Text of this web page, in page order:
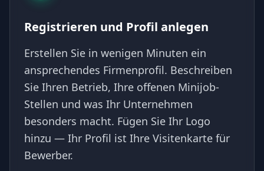
Registrieren und Profil anlegen
Erstellen Sie in wenigen Minuten ein
ansprechendes Firmenprofil. Beschreiben
Sie Ihren Betrieb, Ihre offenen Minijob-
Stellen und was Ihr Unternehmen
besonders macht. Fügen Sie Ihr Logo
hinzu — Ihr Profil ist Ihre Visitenkarte für
Bewerber.